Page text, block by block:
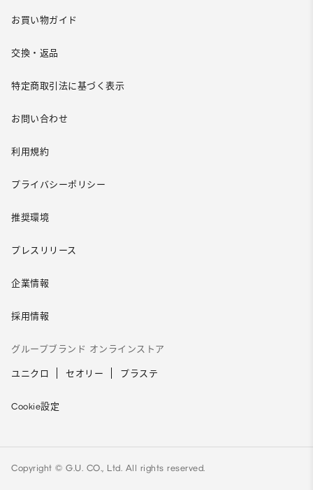
お買い物ガイド
交換・返品
特定商取引法に基づく表示
お問い合わせ
利用規約
プライバシーポリシー
推奨環境
プレスリリース
企業情報
採用情報
グループブランド オンラインストア
ユニクロ セオリー プラステ
Cookie設定
Copyright © G.U. CO., Ltd. All rights reserved.